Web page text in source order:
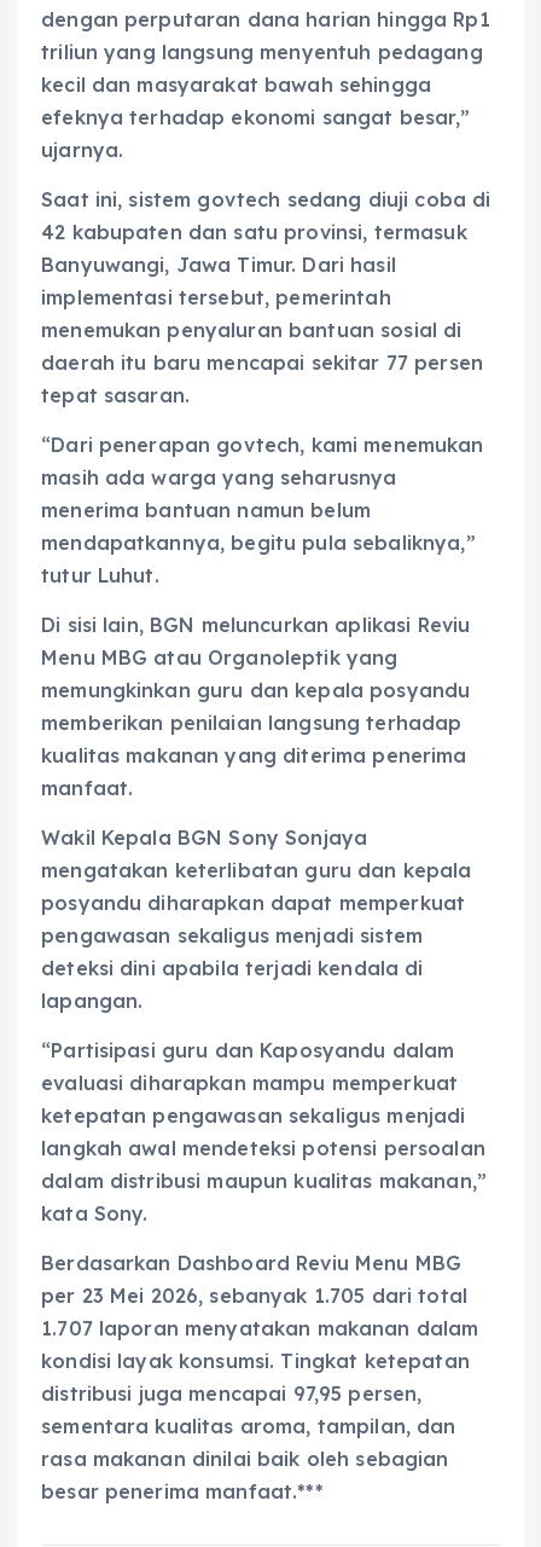
dengan perputaran dana harian hingga Rp1
triliun yang langsung menyentuh pedagang
kecil dan masyarakat bawah sehingga
efeknya terhadap ekonomi sangat besar,”
ujarnya.
Saat ini, sistem govtech sedang diuji coba di
42 kabupaten dan satu provinsi, termasuk
Banyuwangi, Jawa Timur. Dari hasil
implementasi tersebut, pemerintah
menemukan penyaluran bantuan sosial di
daerah itu baru mencapai sekitar 77 persen
tepat sasaran.
“Dari penerapan govtech, kami menemukan
masih ada warga yang seharusnya
menerima bantuan namun belum
mendapatkannya, begitu pula sebaliknya,”
tutur Luhut.
Di sisi lain, BGN meluncurkan aplikasi Reviu
Menu MBG atau Organoleptik yang
memungkinkan guru dan kepala posyandu
memberikan penilaian langsung terhadap
kualitas makanan yang diterima penerima
manfaat.
Wakil Kepala BGN Sony Sonjaya
mengatakan keterlibatan guru dan kepala
posyandu diharapkan dapat memperkuat
pengawasan sekaligus menjadi sistem
deteksi dini apabila terjadi kendala di
lapangan.
“Partisipasi guru dan Kaposyandu dalam
evaluasi diharapkan mampu memperkuat
ketepatan pengawasan sekaligus menjadi
langkah awal mendeteksi potensi persoalan
dalam distribusi maupun kualitas makanan,”
kata Sony.
Berdasarkan Dashboard Reviu Menu MBG
per 23 Mei 2026, sebanyak 1.705 dari total
1.707 laporan menyatakan makanan dalam
kondisi layak konsumsi. Tingkat ketepatan
distribusi juga mencapai 97,95 persen,
sementara kualitas aroma, tampilan, dan
rasa makanan dinilai baik oleh sebagian
besar penerima manfaat.***